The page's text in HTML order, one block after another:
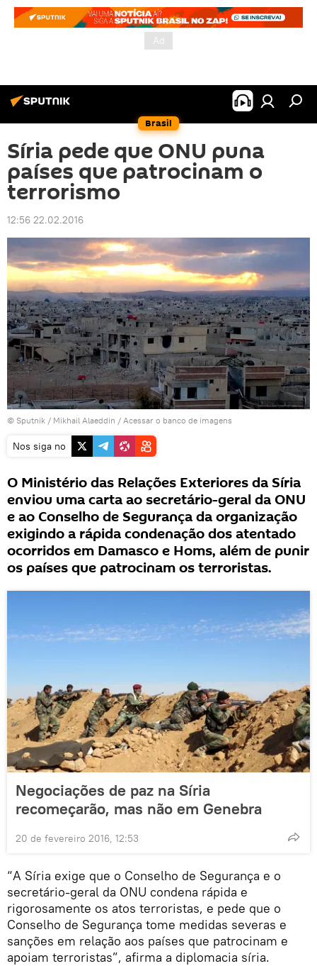
Brasil
Síria pede que ONU puna
países que patrocinam o
terrorismo
12:56 22.02.2016
© Sputnik / Mikhail Alaeddin / Acessar o banco de imagens
Nos siga no
O Ministério das Relações Exteriores da Síria
enviou uma carta ao secretário-geral da ONU
e ao Conselho de Segurança da organização
exigindo a rápida condenação dos atentado
ocorridos em Damasco e Homs, além de punir
os países que patrocinam os terroristas.
Negociações de paz na Síria
recomeçarão, mas não em Genebra
20 de fevereiro 2016, 12:53
“A Síria exige que o Conselho de Segurança e o
secretário-geral da ONU condena rápida e
rigorosamente os atos terroristas, e pede que o
Conselho de Segurança tome medidas severas e
sanções em relação aos países que patrocinam e
apoiam terroristas”, afirma a diplomacia síria.